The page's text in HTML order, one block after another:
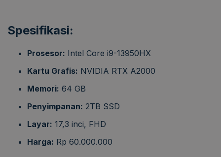
Spesifikasi:
Prosesor: Intel Core i9-13950HX
Kartu Grafis: NVIDIA RTX A2000
Memori: 64 GB
Penyimpanan: 2TB SSD
Layar: 17,3 inci, FHD
Harga: Rp 60.000.000